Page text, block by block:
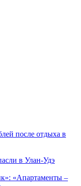
после отдыха в
в Улан-Удэ
«Апартаменты –